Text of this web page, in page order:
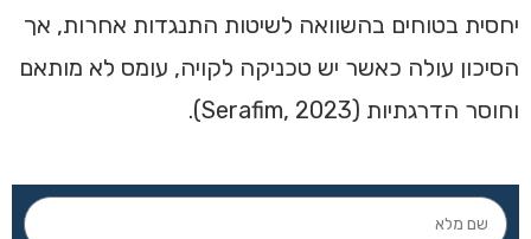
יחסית בטוחים בהשוואה לשיטות התנגדות אחרות, אך
הסיכון עולה כאשר יש טכניקה לקויה, עומס לא מותאם
וחוסר הדרגתיות (Serafim, 2023).